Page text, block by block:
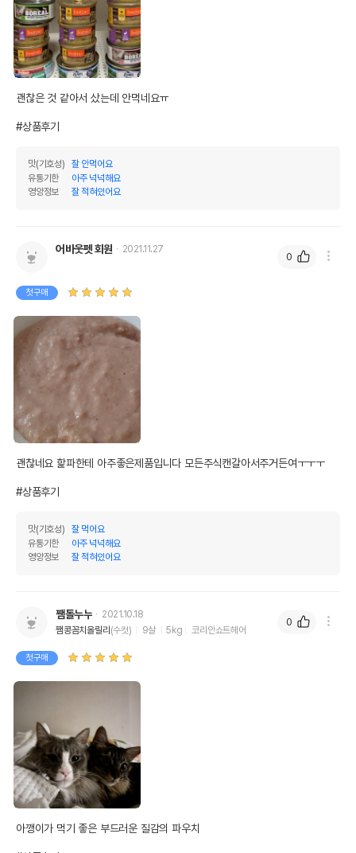
괜찮은 것 같아서 샀는데 안먹네요ㅠ
#상품후기
맛(기호성)
잘 안먹어요
유통기한
아주 넉넉해요
영양정보
잘 적혀있어요
어바웃펫 회원 2021.11.27
첫구매
괜찮네요 핥파한테 아주좋은제품입니다 모든주식캔갈아서주거든여ㅜㅜㅜ
#상품후기
맛(기호성)
잘 먹어요
유통기한
아주 넉넉해요
영양정보
잘 적혀있어요
0
쨈돌누누
2021.10.18
쨈콩꼼치올릴리(수컷) 9살 5kg 코리안쇼트헤어
첫구매
아깽이가 먹기 좋은 부드러운 질감의 파우치
0